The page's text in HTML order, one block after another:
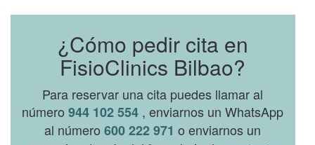
¿Cómo pedir cita en
FisioClinics Bilbao?
Para reservar una cita puedes llamar al
número944 102 554 , enviarnos un WhatsApp
al número600 222 971 o enviarnos un